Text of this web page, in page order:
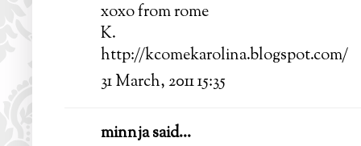
xoxo from rome
K.
http://kcomekarolina.blogspot.com/
31 March, 2011 15:35
minnjasaid...